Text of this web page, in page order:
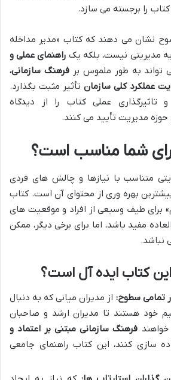
را برجسته می سازد.
نشان می دهند که کتاب «مدیر مداخله
مدیریتی نیست، بلکه یک راهنمای عملی و
به طور ملموس برفرهنگ سازمانی،
عملکرد کلی سازمان تأثیر مثبت بگذارد.
و تاثیرگذاری عملی کتاب را از دیدگاه
مدیریت تأیید می کنند.
شما مناسب است؟
متناسب با نیازها و چالش های فردی
بهره وری از محتوای آن است. کتاب
برای طیف وسیعی از افراد و موقعیت های
مفید باشد، اما برای برخی دیگر، ممکن
نباشد.
کتاب ایده آل است؟
تمامی سطوح: از مدیران میانی که به دنبال
خود هستند تا مدیران ارشد و صاحبان
فرهنگ سازمانی مبتنی بر اعتماد و
سازی کنند، این کتاب راهنمای جامعی